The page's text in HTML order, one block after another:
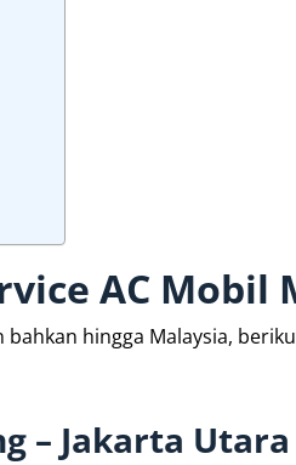
AC Mobil
bahkan hingga Malaysia,
– Jakarta Utara